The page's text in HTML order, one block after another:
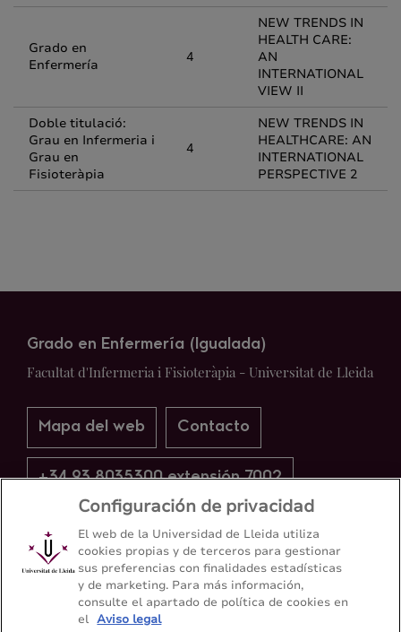
Grado en
Enfermería
4
NEW TRENDS IN
HEALTH CARE:
AN
INTERNATIONAL
VIEW II
Doble titulació:
Grau en Infermeria i
Grau en
Fisioteràpia
4
NEW TRENDS IN
HEALTHCARE: AN
INTERNATIONAL
PERSPECTIVE 2
Grado en Enfermería (Igualada)
Facultat d'Infermeria i Fisioteràpia - Universitat de Lleida
Mapa del web Contacto
+34 93 8035300 extensión 7002
Configuración de privacidad
El web de la Universidad de Lleida utiliza
cookies propias y de terceros para gestionar
sus preferencias con finalidades estadísticas
y de marketing. Para más información,
consulte el apartado de política de cookies en
el Aviso legal